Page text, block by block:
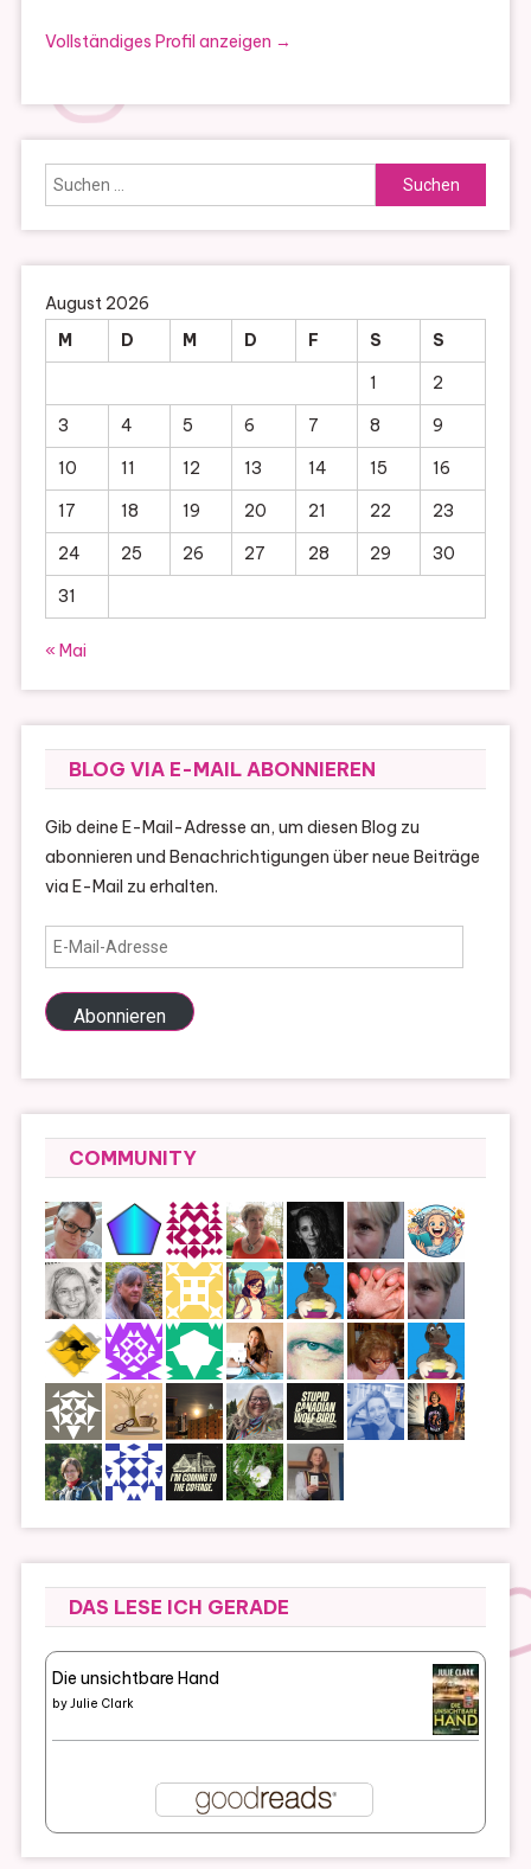
Vollständiges Profil anzeigen →
Suchen
nach:
August 2026
M
D M D F S
S
1
2
3
4 5 6 7 8
9
10
11 12 13 14 15
16
17
18 19 20 21 22
23
24
25 26 27 28 29
30
31
« Mai
BLOG VIA E-MAIL ABONNIEREN
Gib deine E-Mail-Adresse an, um diesen Blog zu
abonnieren und Benachrichtigungen über neue Beiträge
via E-Mail zu erhalten.
E-
Mail-
Adresse
Abonnieren
COMMUNITY
DAS LESE ICH GERADE
Die unsichtbare Hand
byJulie Clark